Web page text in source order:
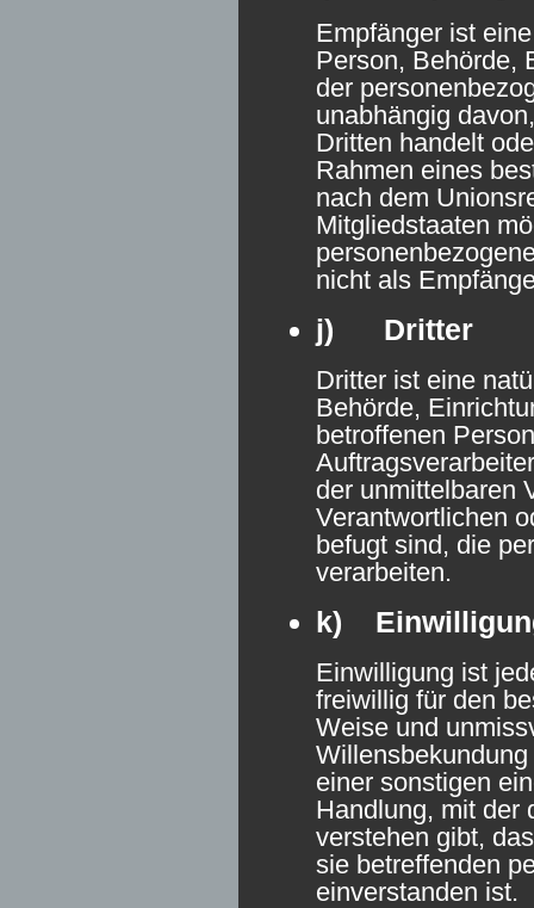
Empfänger ist
Person, Behörde,
der
unabhängig
Dritten handelt
Rahmen eines
nach dem
Mitgliedstaaten
nicht als
j) Dritter
Dritter ist eine
Behörde,
betroffenen
der unmittelbaren
Verantwortlichen
befugt sind, die
verarbeiten.
k)
Einwilligung ist
freiwillig für den
Weise und
einer sonstigen
Handlung, mit der
verstehen gibt,
sie betreffenden
einverstanden ist.